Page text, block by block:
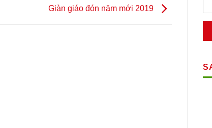
Giàn giáo đón năm mới 2019